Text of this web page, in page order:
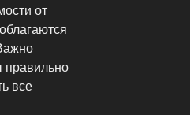
от
правильно
все